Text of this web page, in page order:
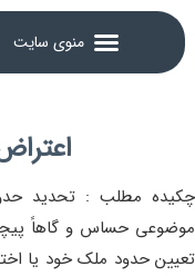
چکیده مطلب : تحدید
موضوعی حساس و گاهاً
تعیین حدود ملک خود یا